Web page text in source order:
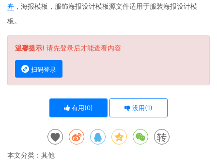
卉 ，海报模板，服饰海报设计模板源文件适用于服装海报设计模
板。
温馨提示! 请先登录后才能查看内容
扫码登录
有用(0) 没用(1)
转
本文分类： 其他